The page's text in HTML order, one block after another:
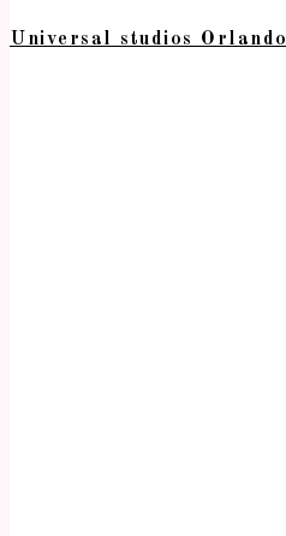
Universal studios Orlando